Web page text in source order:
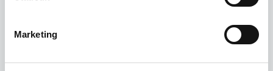
Marketing
støttehjul
Salgspris
2.511,00 kr